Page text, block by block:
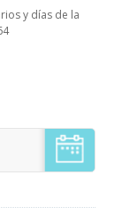
y días de la